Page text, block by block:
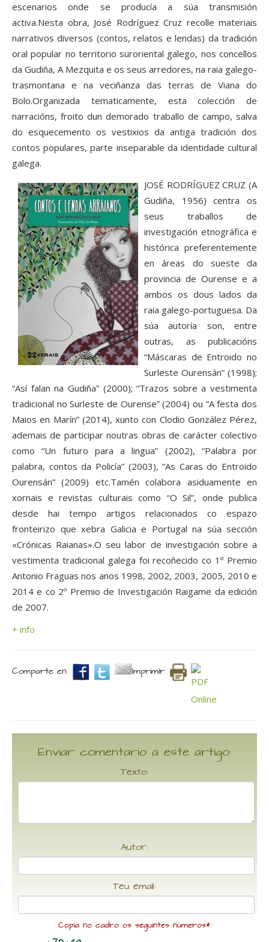
escenarios onde se producía a súa transmisión
activa.Nesta obra, José Rodríguez Cruz recolle materiais
narrativos diversos (contos, relatos e lendas) da tradición
oral popular no territorio suroriental galego, nos concellos
da Gudiña, A Mezquita e os seus arredores, na raia galego-
trasmontana e na veciñanza das terras de Viana do
Bolo.Organizada tematicamente, esta colección de
narracións, froito dun demorado traballo de campo, salva
do esquecemento os vestixios da antiga tradición dos
contos populares, parte inseparable da identidade cultural
galega.
JOSÉ RODRÍGUEZ CRUZ (A
Gudiña, 1956) centra os
seus traballos de
investigación etnográfica e
histórica preferentemente
en áreas do sueste da
provincia de Ourense e a
ambos os dous lados da
raia galego-portuguesa. Da
súa autoría son, entre
outras, as publicacións
“Máscaras de Entroido no
Surleste Ourensán” (1998);
“Así falan na Gudiña” (2000); “Trazos sobre a vestimenta
tradicional no Surleste de Ourense” (2004) ou “A festa dos
Maios en Marín” (2014), xunto con Clodio González Pérez,
ademais de participar noutras obras de carácter colectivo
como “Un futuro para a lingua” (2002), “Palabra por
palabra, contos da Policía” (2003), “As Caras do Entroido
Ourensán” (2009) etc.Tamén colabora asiduamente en
xornais e revistas culturais como “O Sil”, onde publica
desde hai tempo artigos relacionados co espazo
fronteirizo que xebra Galicia e Portugal na súa sección
«Crónicas Raianas».O seu labor de investigación sobre a
vestimenta tradicional galega foi recoñecido co 1º Premio
Antonio Fraguas nos anos 1998, 2002, 2003, 2005, 2010 e
2014 e co 2º Premio de Investigación Raigame da edición
de 2007.
+ info
Comparte en. Imprimir.
Enviar comentario a este artigo:
Texto:
Autor:
Teu email:
Copia no cadro os seguintes números*: